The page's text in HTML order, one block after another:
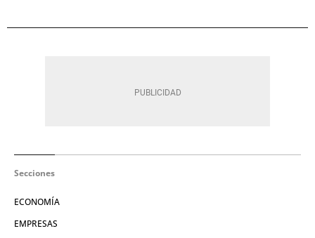
Secciones
ECONOMÍA
EMPRESAS